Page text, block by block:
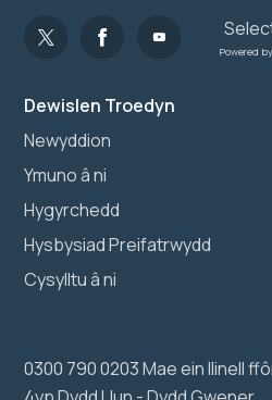
Dewislen Troedyn
Newyddion
Ymuno â ni
Hygyrchedd
Hysbysiad Preifatrwydd
Cysylltu â ni
0300 790 0203 Mae ein llinell
Powered by